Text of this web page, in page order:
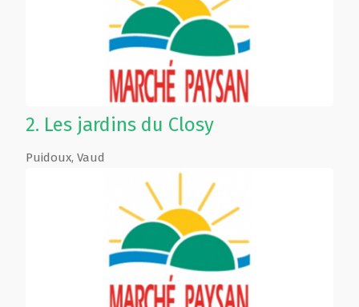
2. Les jardins du Closy
Puidoux, Vaud